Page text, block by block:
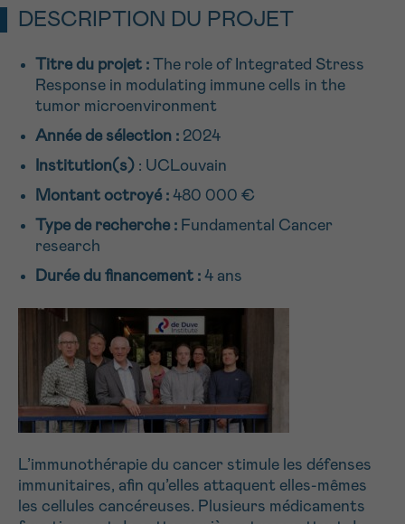
DESCRIPTION DU PROJET
Titre du projet : The role of Integrated Stress
Response in modulating immune cells in the
tumor microenvironment
Année de sélection : 2024
Institution(s) : UCLouvain
Montant octroyé : 480 000 €
Type de recherche : Fundamental Cancer
research
Durée du financement : 4 ans
L’immunothérapie du cancer stimule les défenses
immunitaires, afin qu’elles attaquent elles-mêmes
les cellules cancéreuses. Plusieurs médicaments
Contactez-nous
0800 15 801 lu-ve 9h à 18h
Via le formulaire de contact
Je souhaite être rappelé.e
En savoir plus sur Cancerinfo
RETOUR
NOM
PRÉNOM
E-MAIL
VOTRE QUESTION
Je souhaite recevoir la Newsletter
11h-13h
13h-16h
16h-18h
Suivant